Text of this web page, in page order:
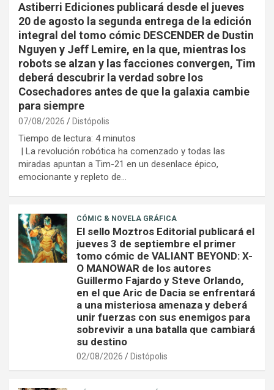
Astiberri Ediciones publicará desde el jueves
20 de agosto la segunda entrega de la edición
integral del tomo cómic DESCENDER de Dustin
Nguyen y Jeff Lemire, en la que, mientras los
robots se alzan y las facciones convergen, Tim
deberá descubrir la verdad sobre los
Cosechadores antes de que la galaxia cambie
para siempre
07/08/2026 Distópolis
Tiempo de lectura: 4 minutos
| La revolución robótica ha comenzado y todas las
miradas apuntan a Tim-21 en un desenlace épico,
emocionante y repleto de…
CÓMIC & NOVELA GRÁFICA
El sello Moztros Editorial publicará el
jueves 3 de septiembre el primer
tomo cómic de VALIANT BEYOND: X-
O MANOWAR de los autores
Guillermo Fajardo y Steve Orlando,
en el que Aric de Dacia se enfrentará
a una misteriosa amenaza y deberá
unir fuerzas con sus enemigos para
sobrevivir a una batalla que cambiará
su destino
02/08/2026 Distópolis